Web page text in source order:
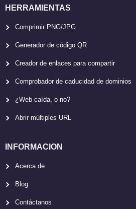
HERRAMIENTAS
Comprimir PNG/JPG
Generador de código QR
Creador de enlaces para compartir
Comprobador de caducidad de dominios
¿Web caída, o no?
Abrir múltiples URL
INFORMACION
Acerca de
Blog
Contáctanos